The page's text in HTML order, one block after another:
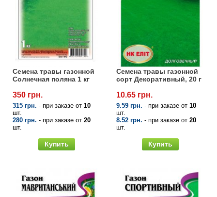
Семена травы газонной
Солнечная поляна 1 кг
350 грн.
315 грн. - при заказе от 10
шт.
280 грн. - при заказе от 20
шт.
Купить
Семена травы газонной
сорт Декоративный, 20 г
10.65 грн.
9.59 грн. - при заказе от 10
шт.
8.52 грн. - при заказе от 20
шт.
Купить